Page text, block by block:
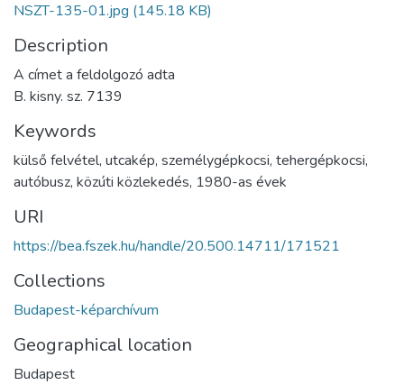
NSZT-135-01.jpg (145.18 KB)
Description
A címet a feldolgozó adta
B. kisny. sz. 7139
Keywords
külső felvétel, utcakép, személygépkocsi, tehergépkocsi,
autóbusz, közúti közlekedés, 1980-as évek
URI
https://bea.fszek.hu/handle/20.500.14711/171521
Collections
Budapest-képarchívum
Geographical location
Budapest